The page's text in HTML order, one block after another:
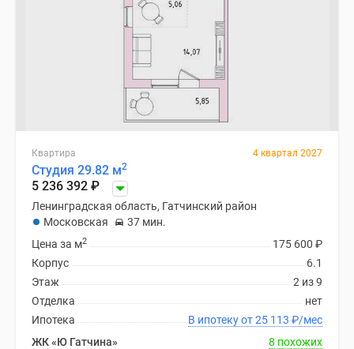
Квартира 4 квартал 2027
Студия 29.82 м2
5 236 392 ₽
Ленинградская область, Гатчинский район
Московская
37 мин.
175 600 ₽
Цена за м2
6.1
Корпус
2 из 9
Этаж
нет
Отделка
В ипотеку от 25 113 ₽/мес
Ипотека
ЖК «Ю Гатчина»
8 похожих